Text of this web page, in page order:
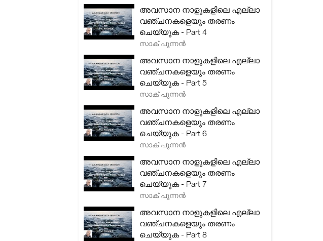
അവസാന നാളുകളിലെ എല്ലാ
വഞ്ചനകളെയും തരണം
ചെയ്യുക - Part 4
സാക് പുന്നൻ
അവസാന നാളുകളിലെ എല്ലാ
വഞ്ചനകളെയും തരണം
ചെയ്യുക - Part 5
സാക് പുന്നൻ
അവസാന നാളുകളിലെ എല്ലാ
വഞ്ചനകളെയും തരണം
ചെയ്യുക - Part 6
സാക് പുന്നൻ
അവസാന നാളുകളിലെ എല്ലാ
വഞ്ചനകളെയും തരണം
ചെയ്യുക - Part 7
സാക് പുന്നൻ
അവസാന നാളുകളിലെ എല്ലാ
വഞ്ചനകളെയും തരണം
ചെയ്യുക - Part 8